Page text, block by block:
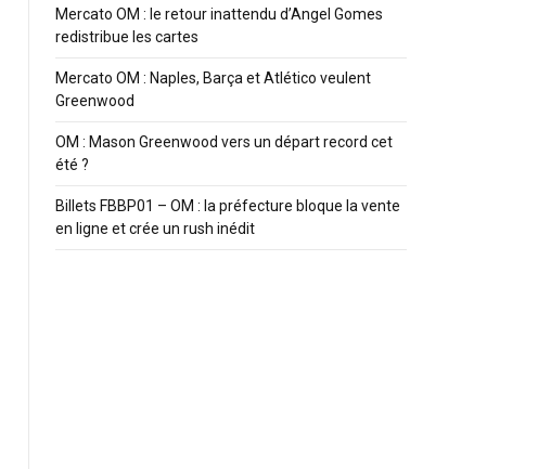
Mercato OM : le retour inattendu d’Angel Gomes
redistribue les cartes
Mercato OM : Naples, Barça et Atlético veulent
Greenwood
OM : Mason Greenwood vers un départ record cet
été ?
Billets FBBP01 – OM : la préfecture bloque la vente
en ligne et crée un rush inédit